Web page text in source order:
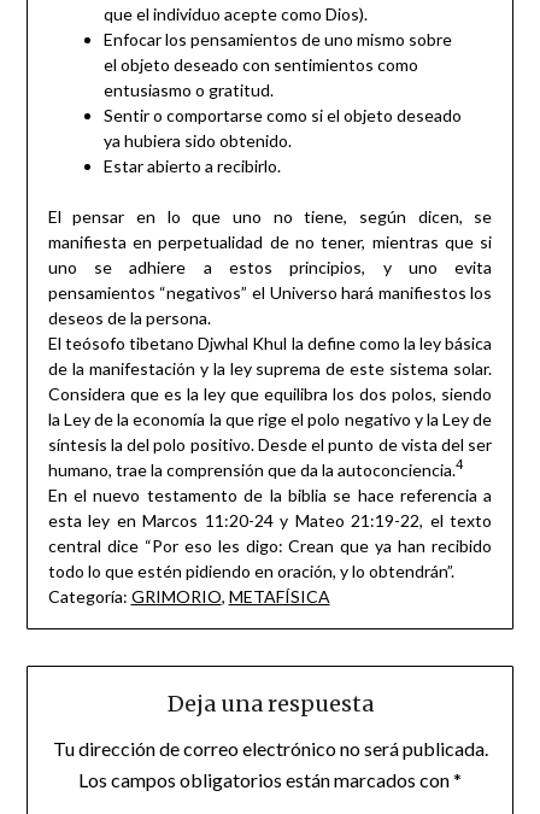
que el individuo acepte como Dios).
Enfocar los pensamientos de uno mismo sobre
el objeto deseado con sentimientos como
entusiasmo o gratitud.
Sentir o comportarse como si el objeto deseado
ya hubiera sido obtenido.
Estar abierto a recibirlo.
El pensar en lo que uno no tiene, según dicen, se
manifiesta en perpetualidad de no tener, mientras que si
uno se adhiere a estos principios, y uno evita
pensamientos “negativos” el Universo hará manifiestos los
deseos de la persona.
El teósofo tibetano Djwhal Khul la define como la ley básica
de la manifestación y la ley suprema de este sistema solar.
Considera que es la ley que equilibra los dos polos, siendo
la Ley de la economía la que rige el polo negativo y la Ley de
síntesis la del polo positivo. Desde el punto de vista del ser
humano, trae la comprensión que da la autoconciencia.4
En el nuevo testamento de la biblia se hace referencia a
esta ley en Marcos 11:20-24 y Mateo 21:19-22, el texto
central dice “Por eso les digo: Crean que ya han recibido
todo lo que estén pidiendo en oración, y lo obtendrán”.
Categoría: GRIMORIO, METAFÍSICA
Deja una respuesta
Tu dirección de correo electrónico no será publicada.
Los campos obligatorios están marcados con*